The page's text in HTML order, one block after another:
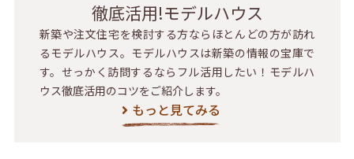
徹底活用!モデルハウス
新築や注文住宅を検討する方ならほとんどの方が訪れ
るモデルハウス。モデルハウスは新築の情報の宝庫で
す。せっかく訪問するならフル活用したい！モデルハ
ウス徹底活用のコツをご紹介します。
もっと見てみる